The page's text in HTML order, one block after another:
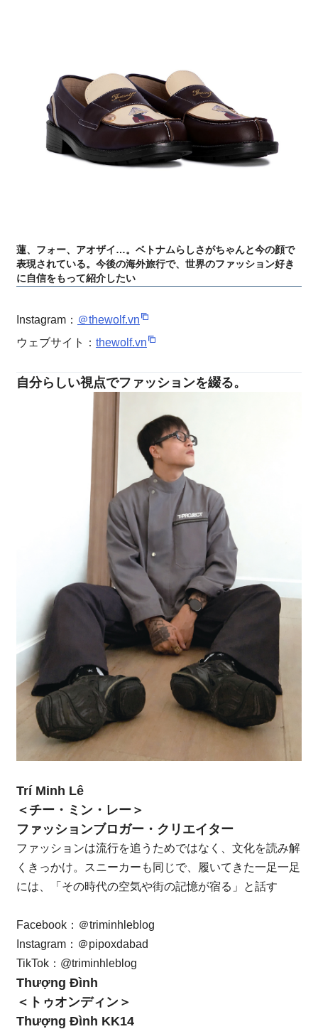
蓮、フォー、アオザイ…。ベトナムらしさがちゃんと今の顔で
表現されている。今後の海外旅行で、世界のファッション好き
に自信をもって紹介したい
Instagram： ＠thewolf.vn
ウェブサイト： thewolf.vn
自分らしい視点でファッションを綴る。
Trí Minh Lê
＜チー・ミン・レー＞
ファッションブロガー・クリエイター
ファッションは流行を追うためではなく、文化を読み解
くきっかけ。スニーカーも同じで、履いてきた一足一足
には、「その時代の空気や街の記憶が宿る」と話す
Facebook： ＠triminhleblog
Instagram： ＠pipoxdabad
TikTok： @triminhleblog
Thượng Đình
＜トゥオンディン＞
Thượng Đình KK14